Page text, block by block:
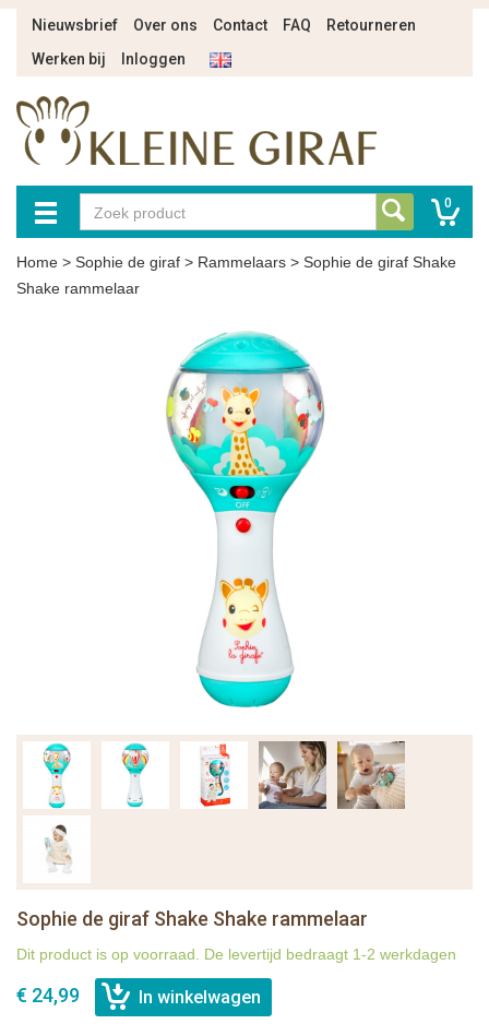
Nieuwsbrief Over ons Contact FAQ
Retourneren
Werken bij
Inloggen
0
Home > Sophie de giraf > Rammelaars > Sophie de giraf Shake
Shake rammelaar
Sophie de giraf Shake Shake rammelaar
Dit product is op voorraad. De levertijd bedraagt 1-2 werkdagen
€ 24,99